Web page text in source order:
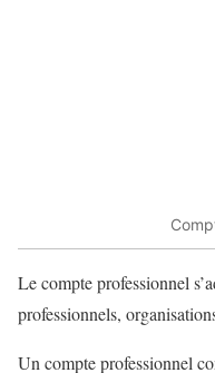
Le compte professionnel
professionnels,
Un compte professionnel